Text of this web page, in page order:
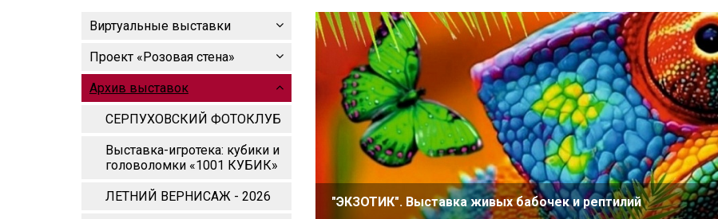
Виртуальные выставки
Проект «Розовая стена»
Архив выставок
СЕРПУХОВСКИЙ ФОТОКЛУБ
Выставка-игротека: кубики и
головоломки «1001 КУБИК»
ЛЕТНИЙ ВЕРНИСАЖ - 2026 "ЭКЗОТИК". Выставка живых бабочек и рептилий